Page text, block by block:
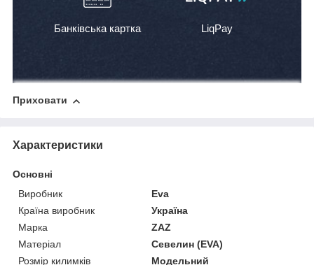
Банківська картка LiqPay
Приховати
Характеристики
Основні
Виробник
Eva
Країна виробник
Україна
Марка
ZAZ
Матеріал
Севелин (EVA)
Розмір килимків
Модельний